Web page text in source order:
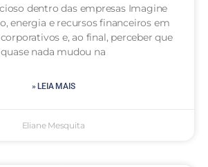
dentro das empresas Imagine
energia e recursos financeiros em
e, ao final, perceber que
quase nada mudou na
» LEIA MAIS
Eliane Mesquita